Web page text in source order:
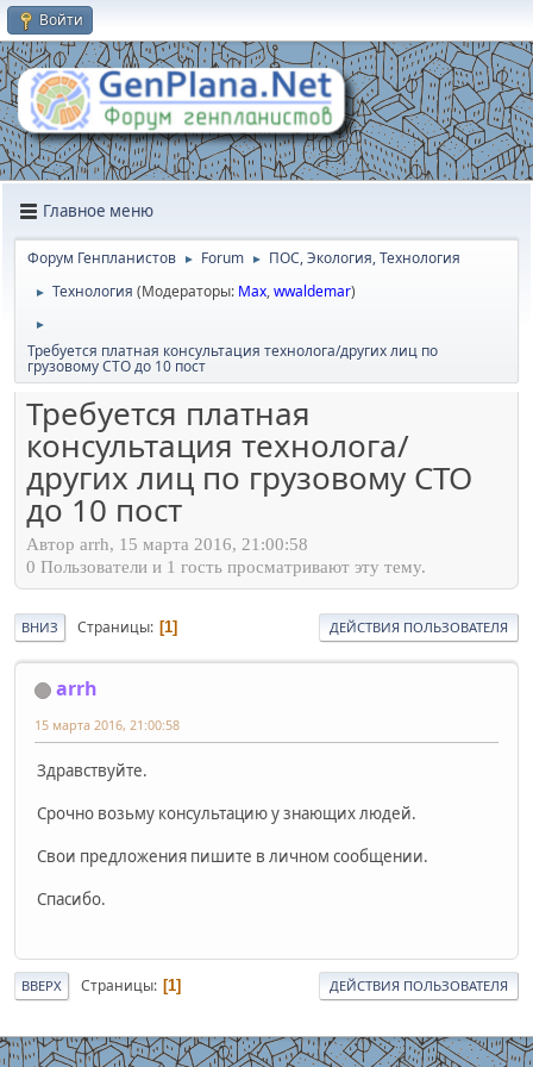
Войти
Главное меню
Форум Генпланистов ► Forum ► ПОС, Экология, Технология
► Технология (Модераторы: Max,wwaldemar)
►
Требуется платная консультация технолога/других лиц по
грузовому СТО до 10 пост
Требуется платная
консультация технолога/
других лиц по грузовому СТО
до 10 пост
Автор arrh, 15 марта 2016, 21:00:58
0 Пользователи и 1 гость просматривают эту тему.
ВНИЗ Страницы 1 ДЕЙСТВИЯ ПОЛЬЗОВАТЕЛЯ
arrh
15 марта 2016, 21:00:58
Здравствуйте.
Срочно возьму консультацию у знающих людей.
Свои предложения пишите в личном сообщении.
Спасибо.
ВВЕРХ Страницы 1 ДЕЙСТВИЯ ПОЛЬЗОВАТЕЛЯ